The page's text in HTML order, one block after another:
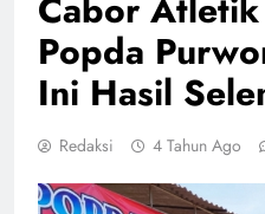
Popda
Ini Hasil
Redaksi 4 Tahun Ago